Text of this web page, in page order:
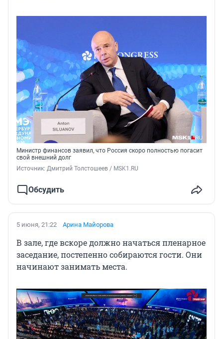
Министр финансов заявил, что Россия скоро полностью погасит
свой внешний долг
Источник: Дмитрий Толстошеев / MSK1.RU
Обсудить
5 июня, 21:22 Арина Майорова
В зале, где вскоре должно начаться пленарное
заседание, постепенно собираются гости. Они
начинают занимать места.